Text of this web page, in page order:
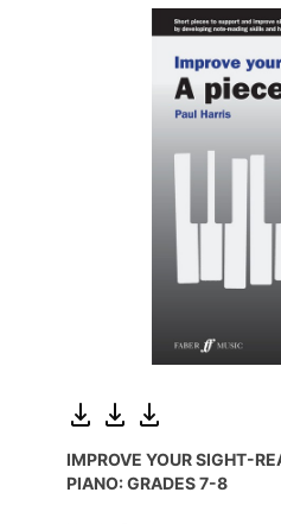
IMPROVE YOUR SIGHT-
PIANO: GRADES 7-8